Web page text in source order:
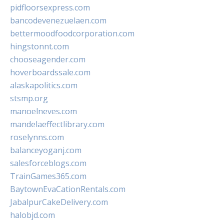
pidfloorsexpress.com
bancodevenezuelaen.com
bettermoodfoodcorporation.com
hingstonnt.com
chooseagender.com
hoverboardssale.com
alaskapolitics.com
stsmp.org
manoelneves.com
mandelaeffectlibrary.com
roselynns.com
balanceyoganj.com
salesforceblogs.com
TrainGames365.com
BaytownEvaCationRentals.com
JabalpurCakeDelivery.com
halobjd.com